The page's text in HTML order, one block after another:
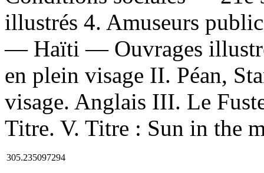
illustrés 4. Amuseurs
— Haïti — Ouvrages
en plein visage II. Péan,
visage. Anglais III. Le
Titre. V. Titre : Sun in the
305.235097294